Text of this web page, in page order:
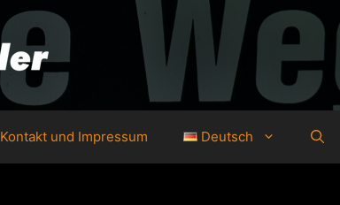
Kontakt und Impressum Deutsch